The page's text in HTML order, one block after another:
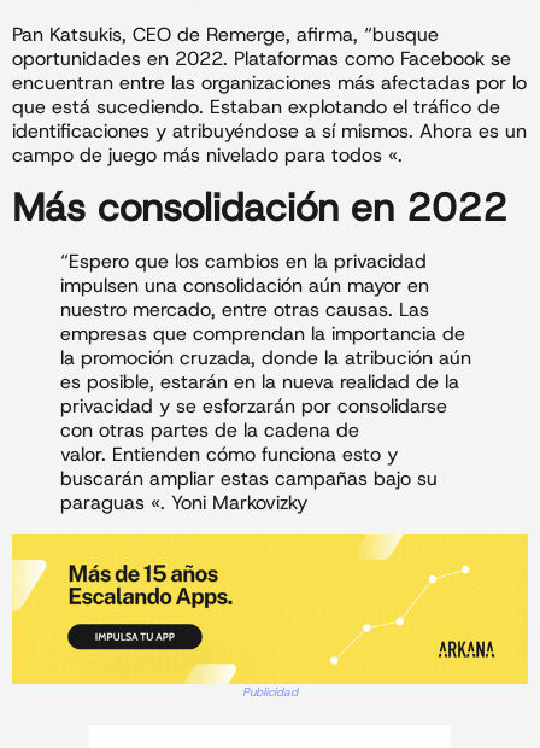
Pan Katsukis, CEO de Remerge, afirma, “busque
oportunidades en 2022. Plataformas como Facebook se
encuentran entre las organizaciones más afectadas por lo
que está sucediendo. Estaban explotando el tráfico de
identificaciones y atribuyéndose a sí mismos. Ahora es un
campo de juego más nivelado para todos «.
Más consolidación en 2022
“Espero que los cambios en la privacidad
impulsen una consolidación aún mayor en
nuestro mercado, entre otras causas. Las
empresas que comprendan la importancia de
la promoción cruzada, donde la atribución aún
es posible, estarán en la nueva realidad de la
privacidad y se esforzarán por consolidarse
con otras partes de la cadena de
valor. Entienden cómo funciona esto y
buscarán ampliar estas campañas bajo su
paraguas «. Yoni Markovizky
Publicidad